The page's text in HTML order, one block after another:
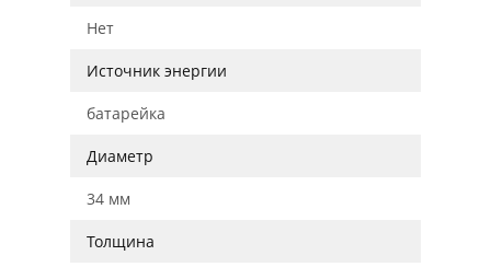
Нет
Источник энергии
батарейка
Диаметр
34 мм
Толщина